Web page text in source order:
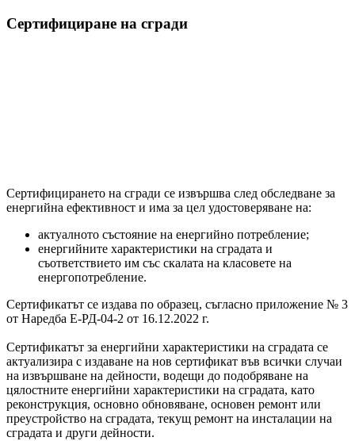
Сертифициране на сгради
Сертифицирането на сгради се извършва след обследване за
енергийна ефективност и има за цел удостоверяване на:
актуалното състояние на енергийно потребление;
енергийните характеристики на сградата и
съответствието им със скалата на класовете на
енергопотребление.
Сертификатът се издава по образец, съгласно приложение № 3
от Наредба Е-РД-04-2 от 16.12.2022 г.
Сертификатът за енергийни характеристики на сградата се
актуализира с издаване на нов сертификат във всички случаи
на извършване на дейности, водещи до подобряване на
цялостните енергийни характеристики на сградата, като
реконструкция, основно обновяване, основен ремонт или
преустройство на сградата, текущ ремонт на инсталации на
сградата и други дейности.